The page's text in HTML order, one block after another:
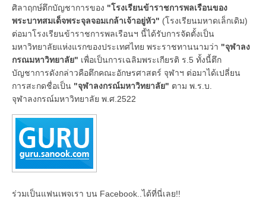
ศิลาฤกษ์ตึกบัญชาการของ "โรงเรียนข้าราชการพลเรือนของ
พระบาทสมเด็จพระจุลจอมเกล้าเจ้าอยู่หัว" (โรงเรียนมหาดเล็กเดิม)
ต่อมาโรงเรียนข้าราชการพลเรือนฯ นี้ได้รับการจัดตั้งเป็น
มหาวิทยาลัยแห่งแรกของประเทศไทย พระราชทานนามว่า "จุฬาลง
กรณมหาวิทยาลัย" เพื่อเป็นการเฉลิมพระเกียรติ ร.5 ทั้งนี้ตึก
บัญชาการดังกล่าวคือตึกคณะอักษรศาสตร์ จุฬาฯ ต่อมาได้เปลี่ยน
การสะกดชื่อเป็น "จุฬาลงกรณ์มหาวิทยาลัย" ตาม พ.ร.บ.
จุฬาลงกรณ์มหาวิทยาลัย พ.ศ.2522
ร่วมเป็นแฟนเพจเรา บน Facebook..ได้ที่นี่เลย!!